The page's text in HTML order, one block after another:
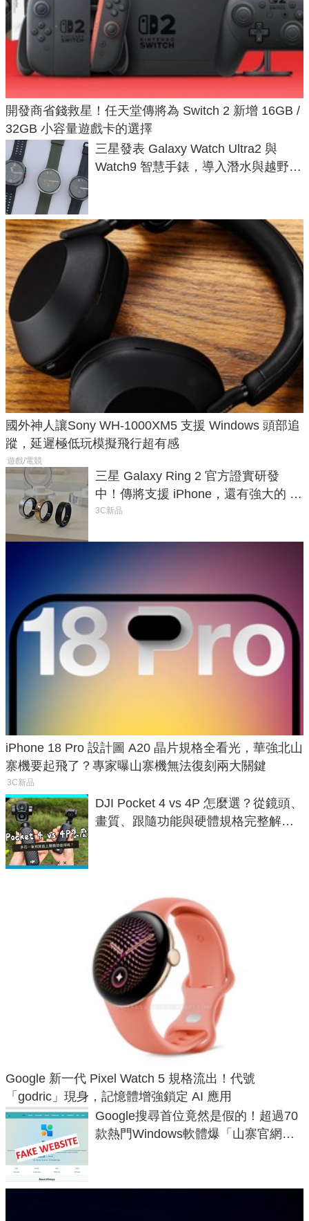
開發商省錢救星！任天堂傳將為 Switch 2 新增 16GB /
32GB 小容量遊戲卡的選擇
三星發表 Galaxy Watch Ultra2 與
Watch9 智慧手錶，導入潛水與越野跑
國外神人讓Sony WH-1000XM5 支援 Windows 頭部追
蹤，延遲極低玩模擬飛行超有感
遊戲/電競
三星 Galaxy Ring 2 官方證實研發
中！傳將支援 iPhone，還有強大的 AI
與智慧家電連動功能
3C新品
iPhone 18 Pro 設計圖 A20 晶片規格全看光，華強北山
寨機要起飛了？專家曝山寨機無法復刻兩大關鍵
3C新品
DJI Pocket 4 vs 4P 怎麼選？從鏡頭、
畫質、跟隨功能與硬體規格完整解
Google 新一代 Pixel Watch 5 規格流出！代號
「godric」現身，記憶體增強鎖定 AI 應用
Google搜尋首位竟然是假的！超過70
款熱門Windows軟體爆「山寨官網」